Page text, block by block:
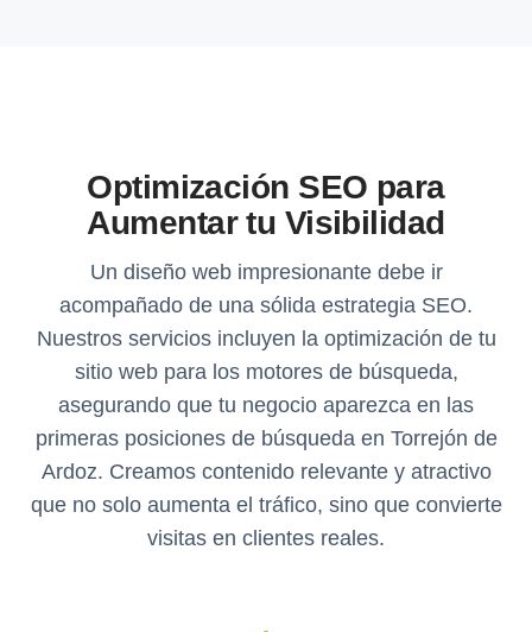
Optimización SEO para
Aumentar tu Visibilidad
Un diseño web impresionante debe ir
acompañado de una sólida estrategia SEO.
Nuestros servicios incluyen la optimización de tu
sitio web para los motores de búsqueda,
asegurando que tu negocio aparezca en las
primeras posiciones de búsqueda en Torrejón de
Ardoz. Creamos contenido relevante y atractivo
que no solo aumenta el tráfico, sino que convierte
visitas en clientes reales.